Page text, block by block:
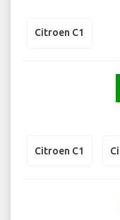
Citroen C1
Citroen C1